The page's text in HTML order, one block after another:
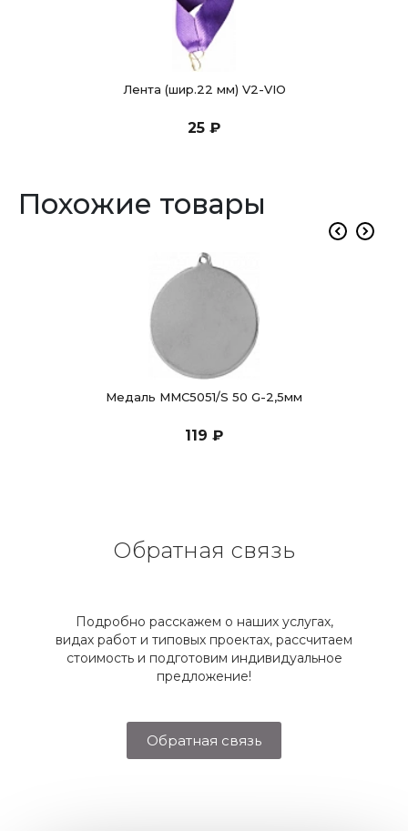
Лента (шир.22 мм) V2-VIO
25 ₽
Похожие товары
Медаль MMC5051/S 50 G-2,5мм
119 ₽
Обратная связь
Подробно расскажем о наших услугах,
видах работ и типовых проектах, рассчитаем
стоимость и подготовим индивидуальное
предложение!
Обратная связь